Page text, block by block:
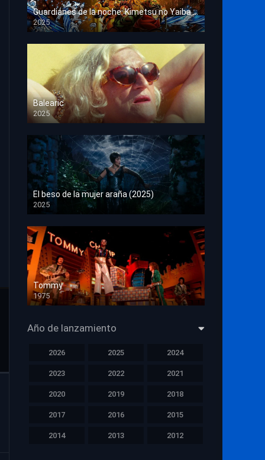
Guardianes de la noche: Kimetsu no Yaiba La fortaleza infinita
2025
HD 1080p
Balearic
2025
HD 1080p
El beso de la mujer araña (2025)
2025
HD 1080p
Tommy
1975
HD 1080p
Año de lanzamiento
2026 2025 2024
2023 2022 2021
2020 2019 2018
2017 2016 2015
2014 2013 2012